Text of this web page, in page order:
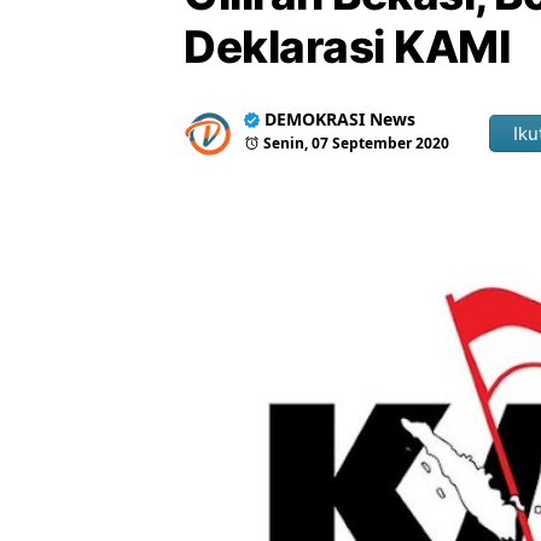
Deklarasi KAMI
DEMOKRASI News
Senin, 07 September 2020